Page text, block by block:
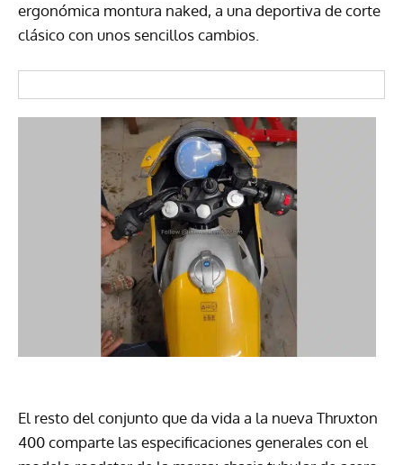
ergonómica montura naked, a una deportiva de corte
clásico con unos sencillos cambios.
El resto del conjunto que da vida a la nueva Thruxton
400 comparte las especificaciones generales con el